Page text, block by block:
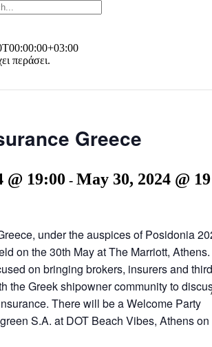
περάσει.
Greece
@ 19:00 - May 30, 2024 @
under the auspices of Posidonia
on the 30th May at The Marriott,
on bringing brokers, insurers and third
the Greek shipowner community to
There will be a Welcome Party
S.A. at DOT Beach Vibes, Athens on